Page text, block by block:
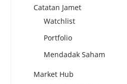
Catatan Jamet
Watchlist
Portfolio
Mendadak Saham
Market Hub